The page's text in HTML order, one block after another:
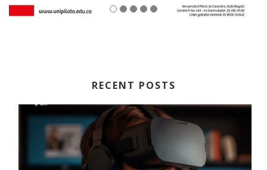
RECENT POSTS